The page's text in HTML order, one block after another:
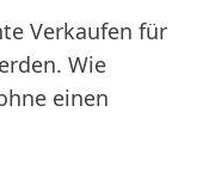
Verkaufen für
Wie
einen